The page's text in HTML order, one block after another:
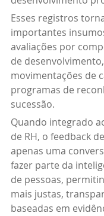
Esses registros
importantes
avaliações por
de desenvolvimento,
movimentações de
programas de
sucessão.
Quando integrado
de RH, o feedback
apenas uma
fazer parte da
de pessoas,
mais justas,
baseadas em